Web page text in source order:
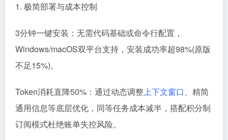
1. 极简部署与成本控制
3分钟一键安装：无需代码基础或命令行配置，
Windows/macOS双平台支持，安装成功率超98%(原版
不足15%)。
Token消耗直降50%：通过动态调整上下文窗口、精简
通用信息等底层优化，同等任务成本减半，搭配积分制
订阅模式杜绝账单失控风险。